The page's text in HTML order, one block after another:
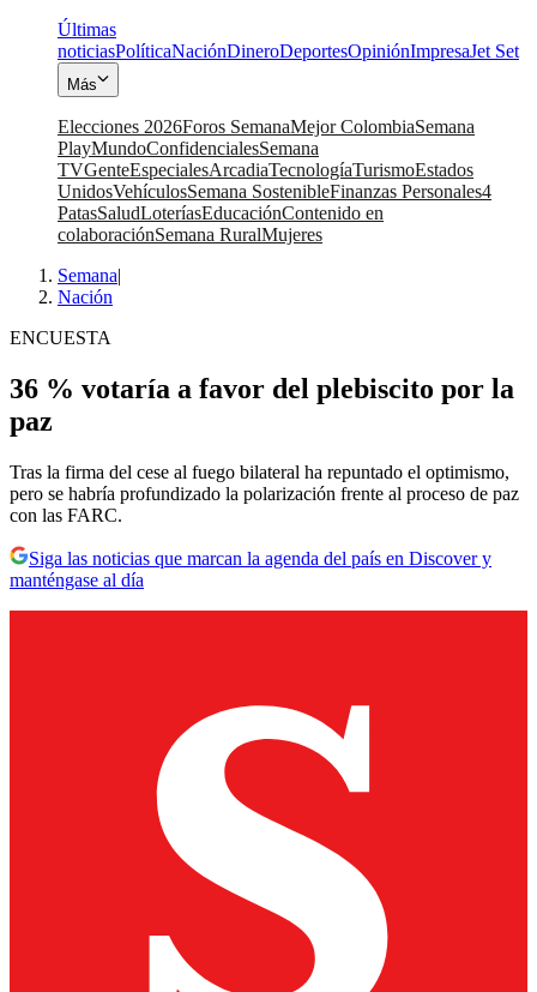
Últimas
noticiasPolíticaNaciónDineroDeportesOpiniónImpresaJet Set
Más
Elecciones 2026Foros SemanaMejor ColombiaSemana
PlayMundoConfidencialesSemana
TVGenteEspecialesArcadiaTecnologíaTurismoEstados
UnidosVehículosSemana SostenibleFinanzas Personales4
PatasSaludLoteríasEducaciónContenido en
colaboraciónSemana RuralMujeres
Semana|
Nación
ENCUESTA
36 % votaría a favor del plebiscito por la
paz
Tras la firma del cese al fuego bilateral ha repuntado el optimismo,
pero se habría profundizado la polarización frente al proceso de paz
con las FARC.
Siga las noticias que marcan la agenda del país en Discover y
manténgase al día